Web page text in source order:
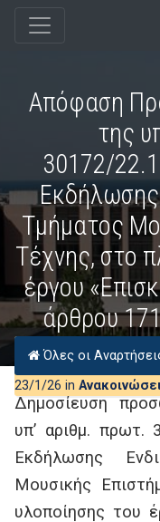
Απόφαση
της
30172/
Τμήματος
Τέχνης, στο
έργου
άρθρου
Όλες οι
23/1/26 in
Δημοσίευση
υπ’ αριθμ. πρωτ.
Εκδήλωσης
Μουσικής
υλοποίησης του